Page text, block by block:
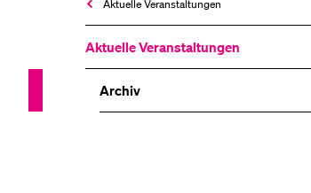
Aktuelle Veranstaltungen
Aktuelle Veranstaltungen
Archiv